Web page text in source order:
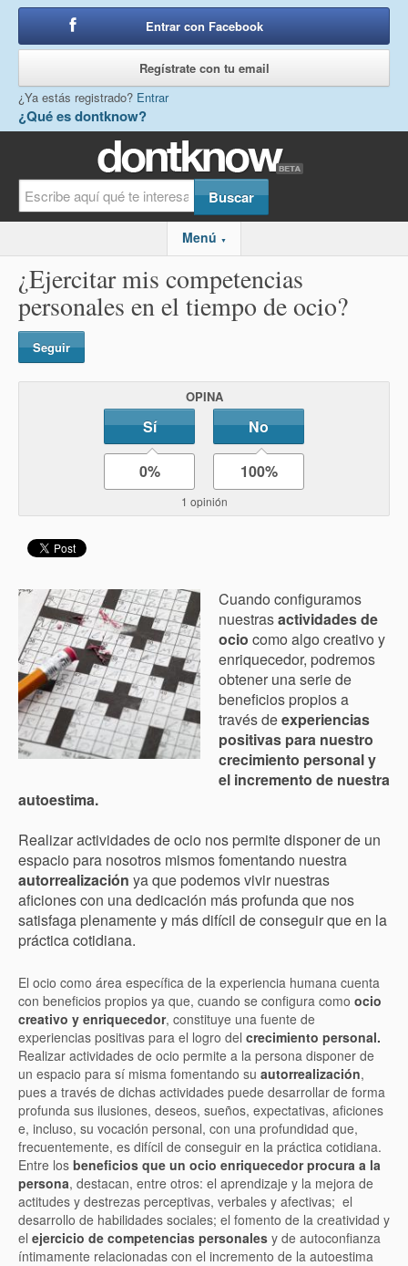
¿Qué es dontknow?
Entrar con Facebook
Regístrate con tu email
¿Ya estás registrado? Entrar
Menú ▼
¿Ejercitar mis competencias
personales en el tiempo de ocio?
Seguir
OPINA
Sí No
0% 100%
1 opinión
Cuando configuramos
nuestrasactividades de
ocio como algo creativo y
enriquecedor, podremos
obtener una serie de
beneficios propios a
través deexperiencias
positivas para nuestro
crecimiento personal y
el incremento de nuestra
autoestima.
Realizar actividades de ocio nos permite disponer de un
espacio para nosotros mismos fomentando nuestra
autorrealización ya que podemos vivir nuestras
aficiones con una dedicación más profunda que nos
satisfaga plenamente y más difícil de conseguir que en la
práctica cotidiana.
El ocio como área específica de la experiencia humana cuenta
con beneficios propios ya que, cuando se configura como ocio
creativo y enriquecedor, constituye una fuente de
experiencias positivas para el logro del crecimiento personal.
Realizar actividades de ocio permite a la persona disponer de
un espacio para sí misma fomentando su autorrealización,
pues a través de dichas actividades puede desarrollar de forma
profunda sus ilusiones, deseos, sueños, expectativas, aficiones
e, incluso, su vocación personal, con una profundidad que,
frecuentemente, es difícil de conseguir en la práctica cotidiana.
Entre los beneficios que un ocio enriquecedor procura a la
persona, destacan, entre otros: el aprendizaje y la mejora de
actitudes y destrezas perceptivas, verbales y afectivas; el
desarrollo de habilidades sociales; el fomento de la creatividad y
el ejercicio de competencias personales y de autoconfianza
íntimamente relacionadas con el incremento de la autoestima